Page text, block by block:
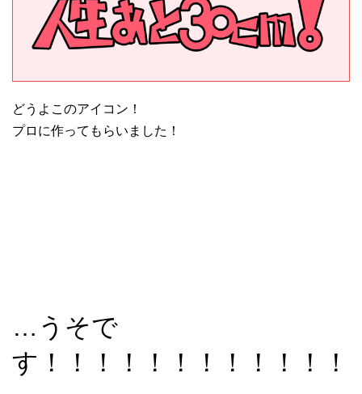
どうよこのアイコン！
プロに作ってもらいました！
…うそで
す！！！！！！！！！！！！